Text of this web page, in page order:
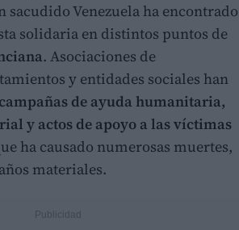
sacudido Venezuela ha encontrado
solidaria en distintos puntos de
. Asociaciones de
y entidades sociales han
campañas de ayuda humanitaria,
y actos de apoyo a las víctimas
ha causado numerosas muertes,
materiales.